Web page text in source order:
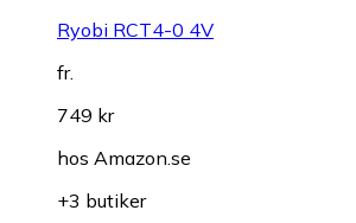
Ryobi RCT4-0 4V
fr.
749 kr
hos Amazon.se
+3 butiker